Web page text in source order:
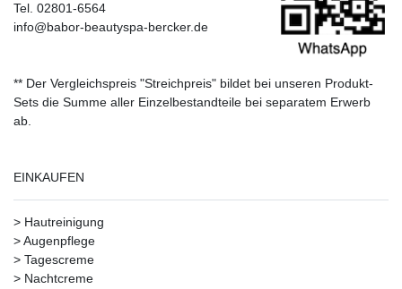
Tel. 02801-6564
info@babor-beautyspa-bercker.de
** Der Vergleichspreis "Streichpreis" bildet bei unseren Produkt-
Sets die Summe aller Einzelbestandteile bei separatem Erwerb
ab.
EINKAUFEN
> Hautreinigung
>Augenpflege
> Tagescreme
> Nachtcreme